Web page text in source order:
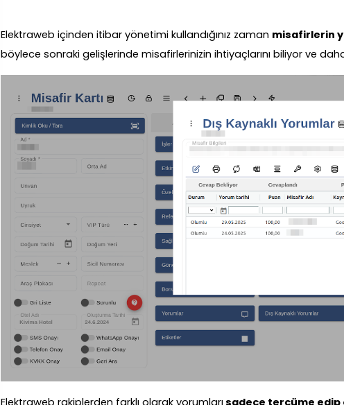
Elektraweb içinden itibar yönetimi kullandığınız zaman misafirlerin
böylece sonraki gelişlerinde misafirlerinizin ihtiyaçlarını biliyor ve daha
Elektraweb rakiplerden farklı olarak yorumlarısadece tercüme edip